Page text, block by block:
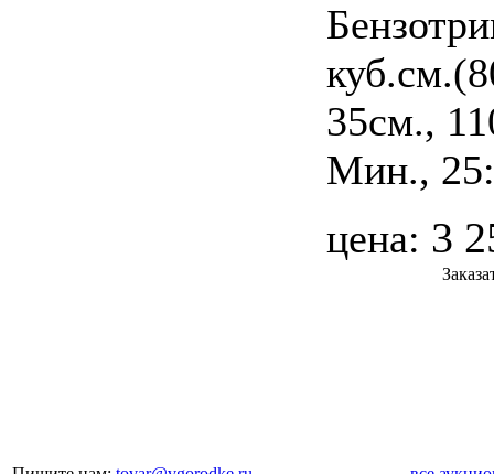
35см.,
Мин.,
цена: 3